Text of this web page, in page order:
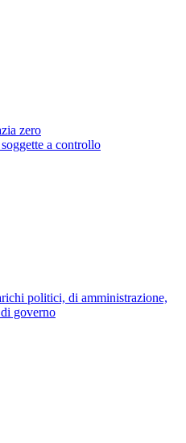
zero
a controllo
politici, di amministrazione,
governo